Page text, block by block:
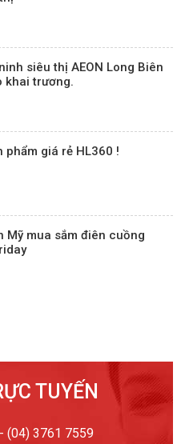
siêu thị AEON Long Biên
khai trương.
phẩm giá rẻ HL360 !
Mỹ mua sắm điên cuồng
TUYẾN
(04) 3761 7559